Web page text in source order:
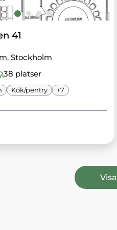
41
, Stockholm
38 platser
Kök/pentry +7